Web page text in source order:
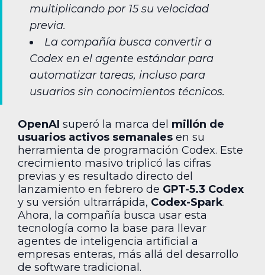
multiplicando por 15 su velocidad
previa.
La compañía busca convertir a
Codex en el agente estándar para
automatizar tareas, incluso para
usuarios sin conocimientos técnicos.
OpenAI superó la marca del millón de
usuarios activos semanales en su
herramienta de programación Codex. Este
crecimiento masivo triplicó las cifras
previas y es resultado directo del
lanzamiento en febrero de GPT-5.3 Codex
y su versión ultrarrápida, Codex-Spark.
Ahora, la compañía busca usar esta
tecnología como la base para llevar
agentes de inteligencia artificial a
empresas enteras, más allá del desarrollo
de software tradicional.